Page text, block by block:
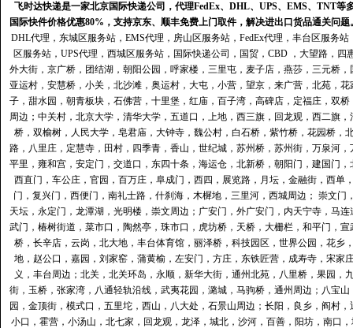
飞时达快递是一家北京国际快递公司，代理FedEx、DHL、UPS、EMS、TNT
国际快件价格优惠80%，支持京东、顺丰免费上门取件，解决进出口货品通关问题
DHL代理 ， 东城区服务站 ， EMS代理 ， 房山区服务站 ， FedEx代理 ， 丰台区服务站
区服务站， UPS代理 ， 西城区服务站， 国际快递公司 ，国贸，CBD ，大望路，
外大街，京广桥，团结湖，朝阳公园，呼家楼，三里屯，麦子店，燕莎，三元桥
亚运村，安慧桥，小关，北沙滩，奥运村，大屯，小营，望京，来广营，北苑，
子，甜水园，朝青板块，石佛营，十里堡，红庙，百子湾，高碑店，定福庄，双
周边；中关村，北京大学，清华大学，五道口，上地，西三旗，回龙观，西二旗
桥，双榆树，人民大学，皂君庙，大钟寺，魏公村，白石桥，紫竹桥，花园桥
路，八里庄，定慧寺，田村，四季青，香山，世纪城，苏州桥，苏州街，万泉河
平里，雍和宫，安定门，交道口，东四十条，海运仓，北新桥，朝阳门，建国门
西直门，车公庄，官园，百万庄，阜成门，西四，展览路，月坛，金融街，西
门，复兴门，西便门，南礼士路，什刹海，木樨地，三里河，西城周边； 崇文
天坛，永定门，龙潭湖，光明楼，崇文周边；广安门，外广安门，内天宁寺，马
武门，椿树街道，菜市口，陶然亭，珠市口，虎坊桥，天桥，大栅栏，和平门，
桥，长辛店，云岗，北大地，丰台体育馆，丽泽桥，科技园区，世界公园，花
地，赵公口，嘉园，刘家窑，蒲黄榆，左安门，方庄，东铁匠营，成寿寺，宋
义，丰台周边；北关，北关环岛，永顺，新华大街，通州北苑，八里桥，果园
街，玉桥，张家湾，八通轻轨沿线，武夷花园，潞城，马驹桥，通州周边；八宝
园，金顶街，模式口，五里坨，西山，八大处，石景山周边；长阳，良乡，阎村
小口，霍营，小汤山，北七家，回龙观，龙泽，城北，沙河，百善，阳坊，南口